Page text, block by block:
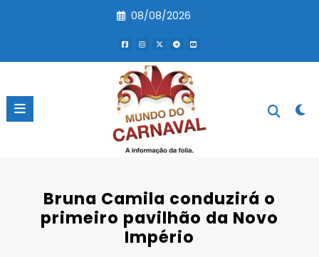
08/08/2026
Bruna Camila conduzirá o
primeiro pavilhão da Novo
Império